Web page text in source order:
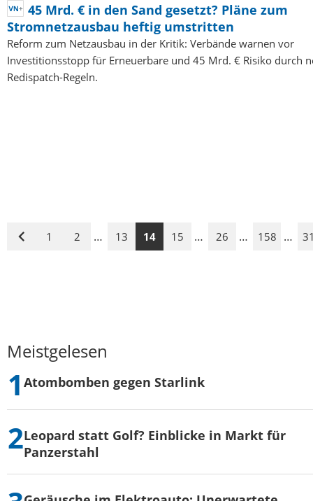
45 Mrd. € in den Sand gesetzt? Pläne zum
Stromnetzausbau heftig umstritten
Reform zum Netzausbau in der Kritik: Verbände warnen vor
Investitionsstopp für Erneuerbare und 45 Mrd. € Risiko durch
Redispatch-Regeln.
Vorige
1 2 … 13 14 15 … 26 … 158 …
Meistgelesen
Atombomben gegen Starlink
Leopard statt Golf? Einblicke in Markt für
Panzerstahl